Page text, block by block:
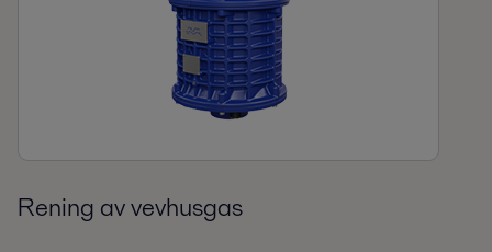
Rening av vevhusgas